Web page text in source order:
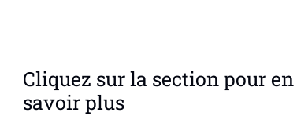
Cliquez sur la section pour en
savoir plus